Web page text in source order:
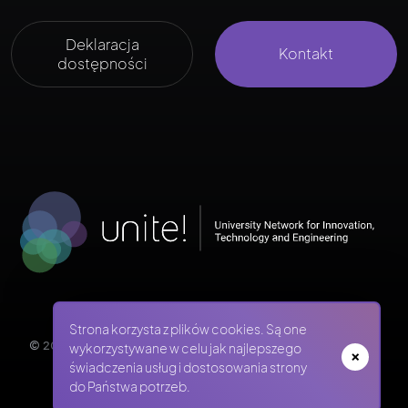
Deklaracja
dostępności
Kontakt
© 2026 REKRUTACJA PWR - POLITECHNIKA WROCŁAWSKA
Strona korzysta z plików cookies. Są one
wykorzystywane w celu jak najlepszego
świadczenia usług i dostosowania strony
do Państwa potrzeb.